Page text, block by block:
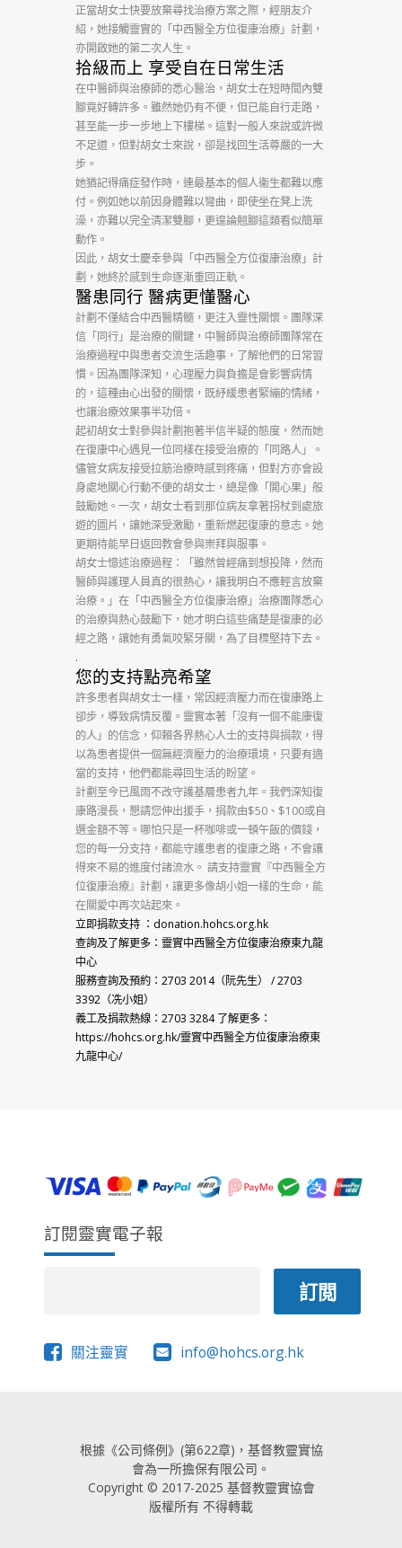
|
捐
款
支
持
靈
『中
醫
全
方
位
復
康
治
療』
計
劃
數
正當胡女士快要放棄尋找治療方案之際，經朋友介
紹，她接觸靈實的「中西醫全方位復康治療」計劃，
亦開啟她的第二次人生。
拾級而上 享受自在日常生活
在中醫師與治療師的悉心醫治，胡女士在短時間內雙
腳竟好轉許多。雖然她仍有不便，但已能自行走路，
甚至能一步一步地上下樓梯。這對一般人來說或許微
不足道，但對胡女士來說，卻是找回生活尊嚴的一大
步。
她猶記得痛症發作時，連最基本的個人衞生都難以應
付。例如她以前因身體難以彎曲，即使坐在凳上洗
澡，亦難以完全清潔雙腳，更遑論翹腳這類看似簡單
動作。
因此，胡女士慶幸參與「中西醫全方位復康治療」計
劃，她終於感到生命逐漸重回正軌。
醫患同行 醫病更懂醫心
計劃不僅結合中西醫精髓，更注入靈性關懷。團隊深
信「同行」是治療的關鍵，中醫師與治療師團隊常在
治療過程中與患者交流生活趣事，了解他們的日常習
慣。因為團隊深知，心理壓力與負擔是會影響病情
的，這種由心出發的關懷，既紓緩患者緊繃的情緒，
也讓治療效果事半功倍。
起初胡女士對參與計劃抱著半信半疑的態度，然而她
在復康中心遇見一位同樣在接受治療的「同路人」。
儘管女病友接受拉筋治療時感到疼痛，但對方亦會設
身處地關心行動不便的胡女士，總是像「開心果」般
鼓勵她。一次，胡女士看到那位病友拿著拐杖到處旅
遊的圖片，讓她深受激勵，重新燃起復康的意志。她
更期待能早日返回教會參與崇拜與服事。
胡女士憶述治療過程：「雖然曾經痛到想投降，然而
醫師與護理人員真的很熱心，讓我明白不應輕言放棄
治療。」在「中西醫全方位復康治療」治療團隊悉心
的治療與熱心鼓勵下，她才明白這些痛楚是復康的必
經之路，讓她有勇氣咬緊牙關，為了目標堅持下去。
.
您的支持點亮希望
許多患者與胡女士一樣，常因經濟壓力而在復康路上
卻步，導致病情反覆。靈實本著「沒有一個不能康復
的人」的信念，仰賴各界熱心人士的支持與捐款，得
以為患者提供一個無經濟壓力的治療環境，只要有適
當的支持，他們都能尋回生活的盼望。
計劃至今已風雨不改守護基層患者九年。我們深知復
康路漫長，懇請您伸出援手，捐款由$50、$100或自
選金額不等。哪怕只是一杯咖啡或一頓午飯的價錢，
您的每一分支持，都能守護患者的復康之路，不會讓
得來不易的進度付諸流水。 請支持靈實『中西醫全方
位復康治療』計劃，讓更多像胡小姐一樣的生命，能
在關愛中再次站起來。
立即捐款支持 ：donation.hohcs.org.hk
查詢及了解更多：靈實中西醫全方位復康治療東九龍
中心
服務查詢及預約：2703 2014（阮先生） / 2703
3392（冼小姐）
義工及捐款熱線：2703 3284 了解更多：
https://hohcs.org.hk/靈實中西醫全方位復康治療東
九龍中心/
訂閱靈實電子報
關注靈實 info@hohcs.org.hk
根據《公司條例》(第622章)，基督教靈實協
會為一所擔保有限公司。
Copyright © 2017-2025 基督教靈實協會
版權所有 不得轉載